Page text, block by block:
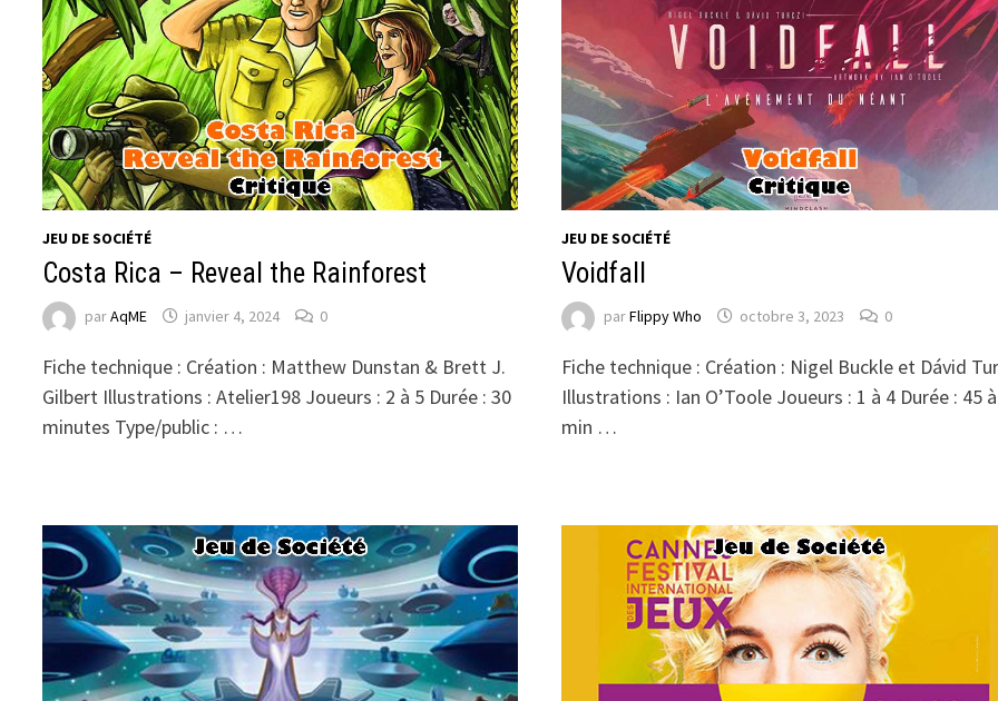
JEU DE SOCIÉTÉ
Costa Rica – Reveal the Rainforest
parAqME janvier 4, 2024 0
Fiche technique : Création : Matthew Dunstan & Brett J.
Gilbert Illustrations : Atelier198 Joueurs : 2 à 5 Durée : 30
minutes Type/public : …
JEU DE SOCIÉTÉ
Voidfall
parFlippy Who octobre 3, 2023 0
Fiche technique : Création : Nigel Buckle et Dávid
Illustrations : Ian O’Toole Joueurs : 1 à 4 Durée : 45
min …